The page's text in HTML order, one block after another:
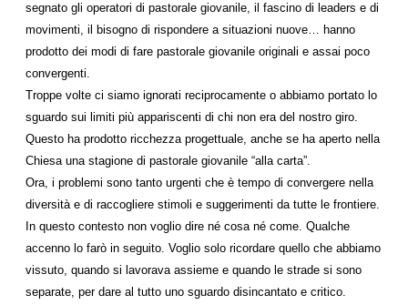
segnato gli operatori di pastorale giovanile, il fascino di leaders e di
movimenti, il bisogno di rispondere a situazioni nuove… hanno
prodotto dei modi di fare pastorale giovanile originali e assai poco
convergenti.
Troppe volte ci siamo ignorati reciprocamente o abbiamo portato lo
sguardo sui limiti più appariscenti di chi non era del nostro giro.
Questo ha prodotto ricchezza progettuale, anche se ha aperto nella
Chiesa una stagione di pastorale giovanile “alla carta”.
Ora, i problemi sono tanto urgenti che è tempo di convergere nella
diversità e di raccogliere stimoli e suggerimenti da tutte le frontiere.
In questo contesto non voglio dire né cosa né come. Qualche
accenno lo farò in seguito. Voglio solo ricordare quello che abbiamo
vissuto, quando si lavorava assieme e quando le strade si sono
separate, per dare al tutto uno sguardo disincantato e critico.